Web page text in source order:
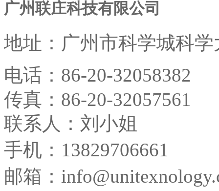
广州联庄科技有限公司
地址： 广州市科学城科
电话： 86-20-32058382
传真： 86-20-32057561
联系人：刘小姐
手机：13829706661
邮箱：